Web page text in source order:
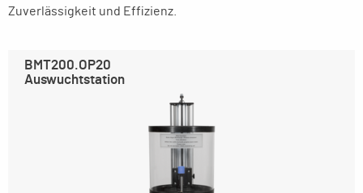
Zuverlässigkeit und Effizienz.
BMT200.OP20
Auswuchtstation